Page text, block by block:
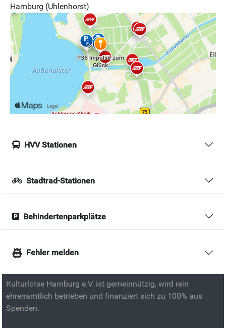
Hamburg (Uhlenhorst)
HVV Stationen
Stadtrad-Stationen
Behindertenparkplätze
Fehler melden
Kulturlotse Hamburg e.V. ist gemeinnützig, wird rein
ehrenamtlich betrieben und finanziert sich zu 100% aus
Spenden.